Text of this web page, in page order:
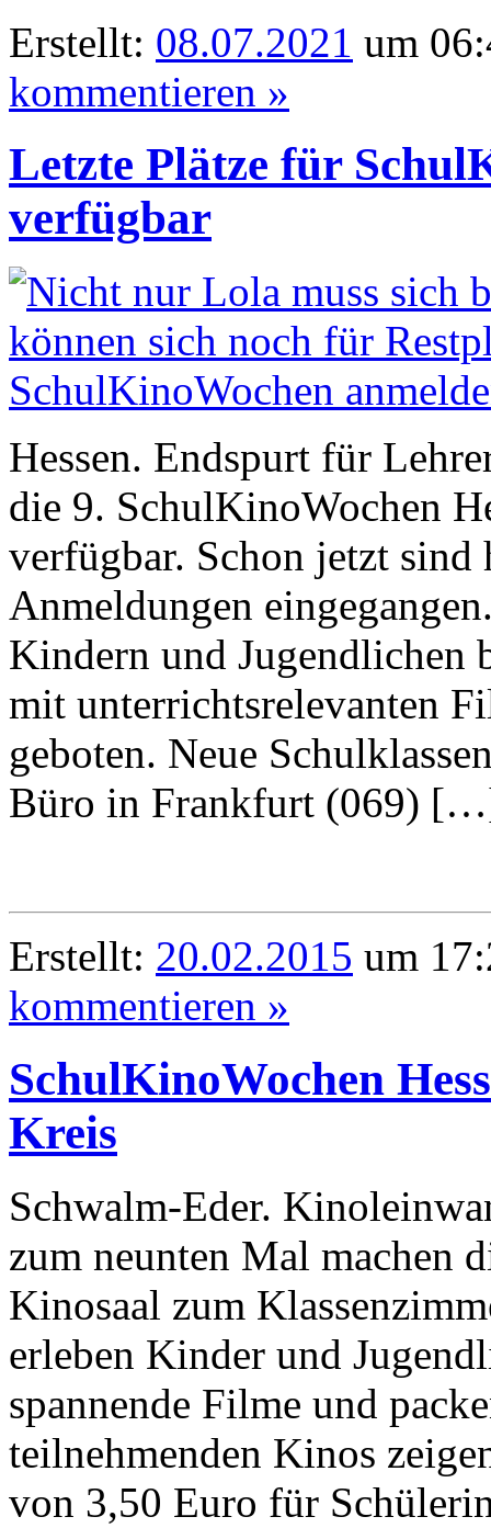
Erstellt: 08.07.2021 um
kommentieren »
Letzte Plätze für
verfügbar
Hessen. Endspurt für
die 9. SchulKinoWochen
verfügbar. Schon jetzt sind
Anmeldungen
Kindern und Jugendlichen
mit unterrichtsrelevanten
geboten. Neue
Büro in Frankfurt (069)
Erstellt: 20.02.2015 um
kommentieren »
SchulKinoWochen
Kreis
Schwalm-Eder.
zum neunten Mal machen
Kinosaal zum
erleben Kinder und
spannende Filme und
teilnehmenden Kinos
von 3,50 Euro für